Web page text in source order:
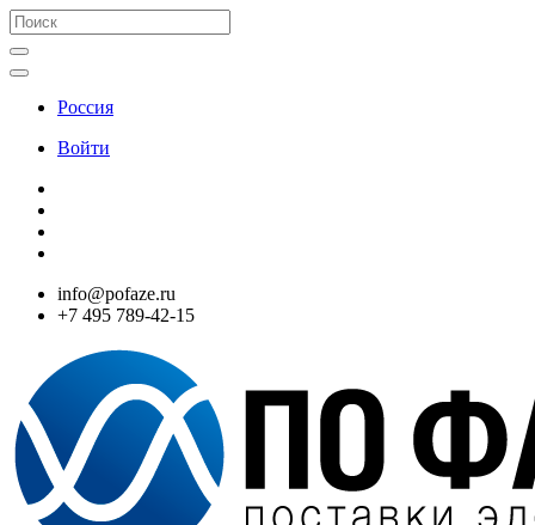
Россия
Войти
info@pofaze.ru
+7 495 789-42-15